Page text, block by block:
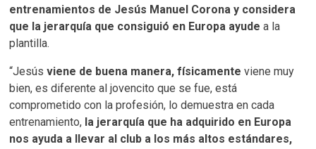
entrenamientos de Jesús Manuel Corona y considera
que la jerarquía que consiguió en Europa ayudea la
plantilla.
“Jesúsviene de buena manera, físicamente viene muy
bien, es diferente al jovencito que se fue, está
comprometido con la profesión, lo demuestra en cada
entrenamiento, la jerarquía que ha adquirido en Europa
nos ayuda a llevar al club a los más altos estándares,